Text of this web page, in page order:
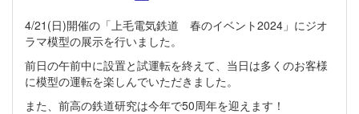
4/21(日)開催の「上毛電気鉄道 春のイベント2024」にジオ
ラマ模型の展示を行いました。
前日の午前中に設置と試運転を終えて、当日は多くのお客様
に模型の運転を楽しんでいただきました。
また、前高の鉄道研究は今年で50周年を迎えます！